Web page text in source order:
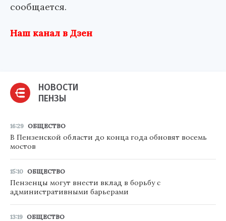
сообщается.
Наш канал в Дзен
НОВОСТИ
ПЕНЗЫ
16:29 ОБЩЕСТВО
В Пензенской области до конца года обновят восемь
мостов
15:10 ОБЩЕСТВО
Пензенцы могут внести вклад в борьбу с
административными барьерами
13:19 ОБЩЕСТВО